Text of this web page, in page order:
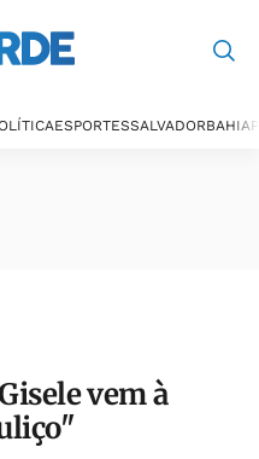
ESPORTESSALVADORBAHIA
vem à